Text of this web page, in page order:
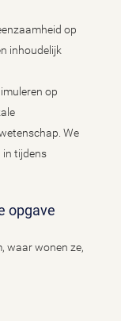
op
inhoudelijk
op
We
in tijdens
opgave
waar wonen ze,